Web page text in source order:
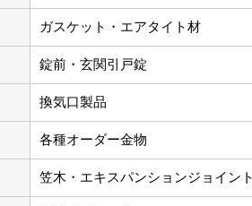
ガスケット・エアタイト材
錠前・玄関引戸錠
換気口製品
各種オーダー金物
笠木・エキスパンションジョイント